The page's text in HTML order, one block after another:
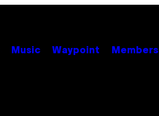
Music Waypoint Members